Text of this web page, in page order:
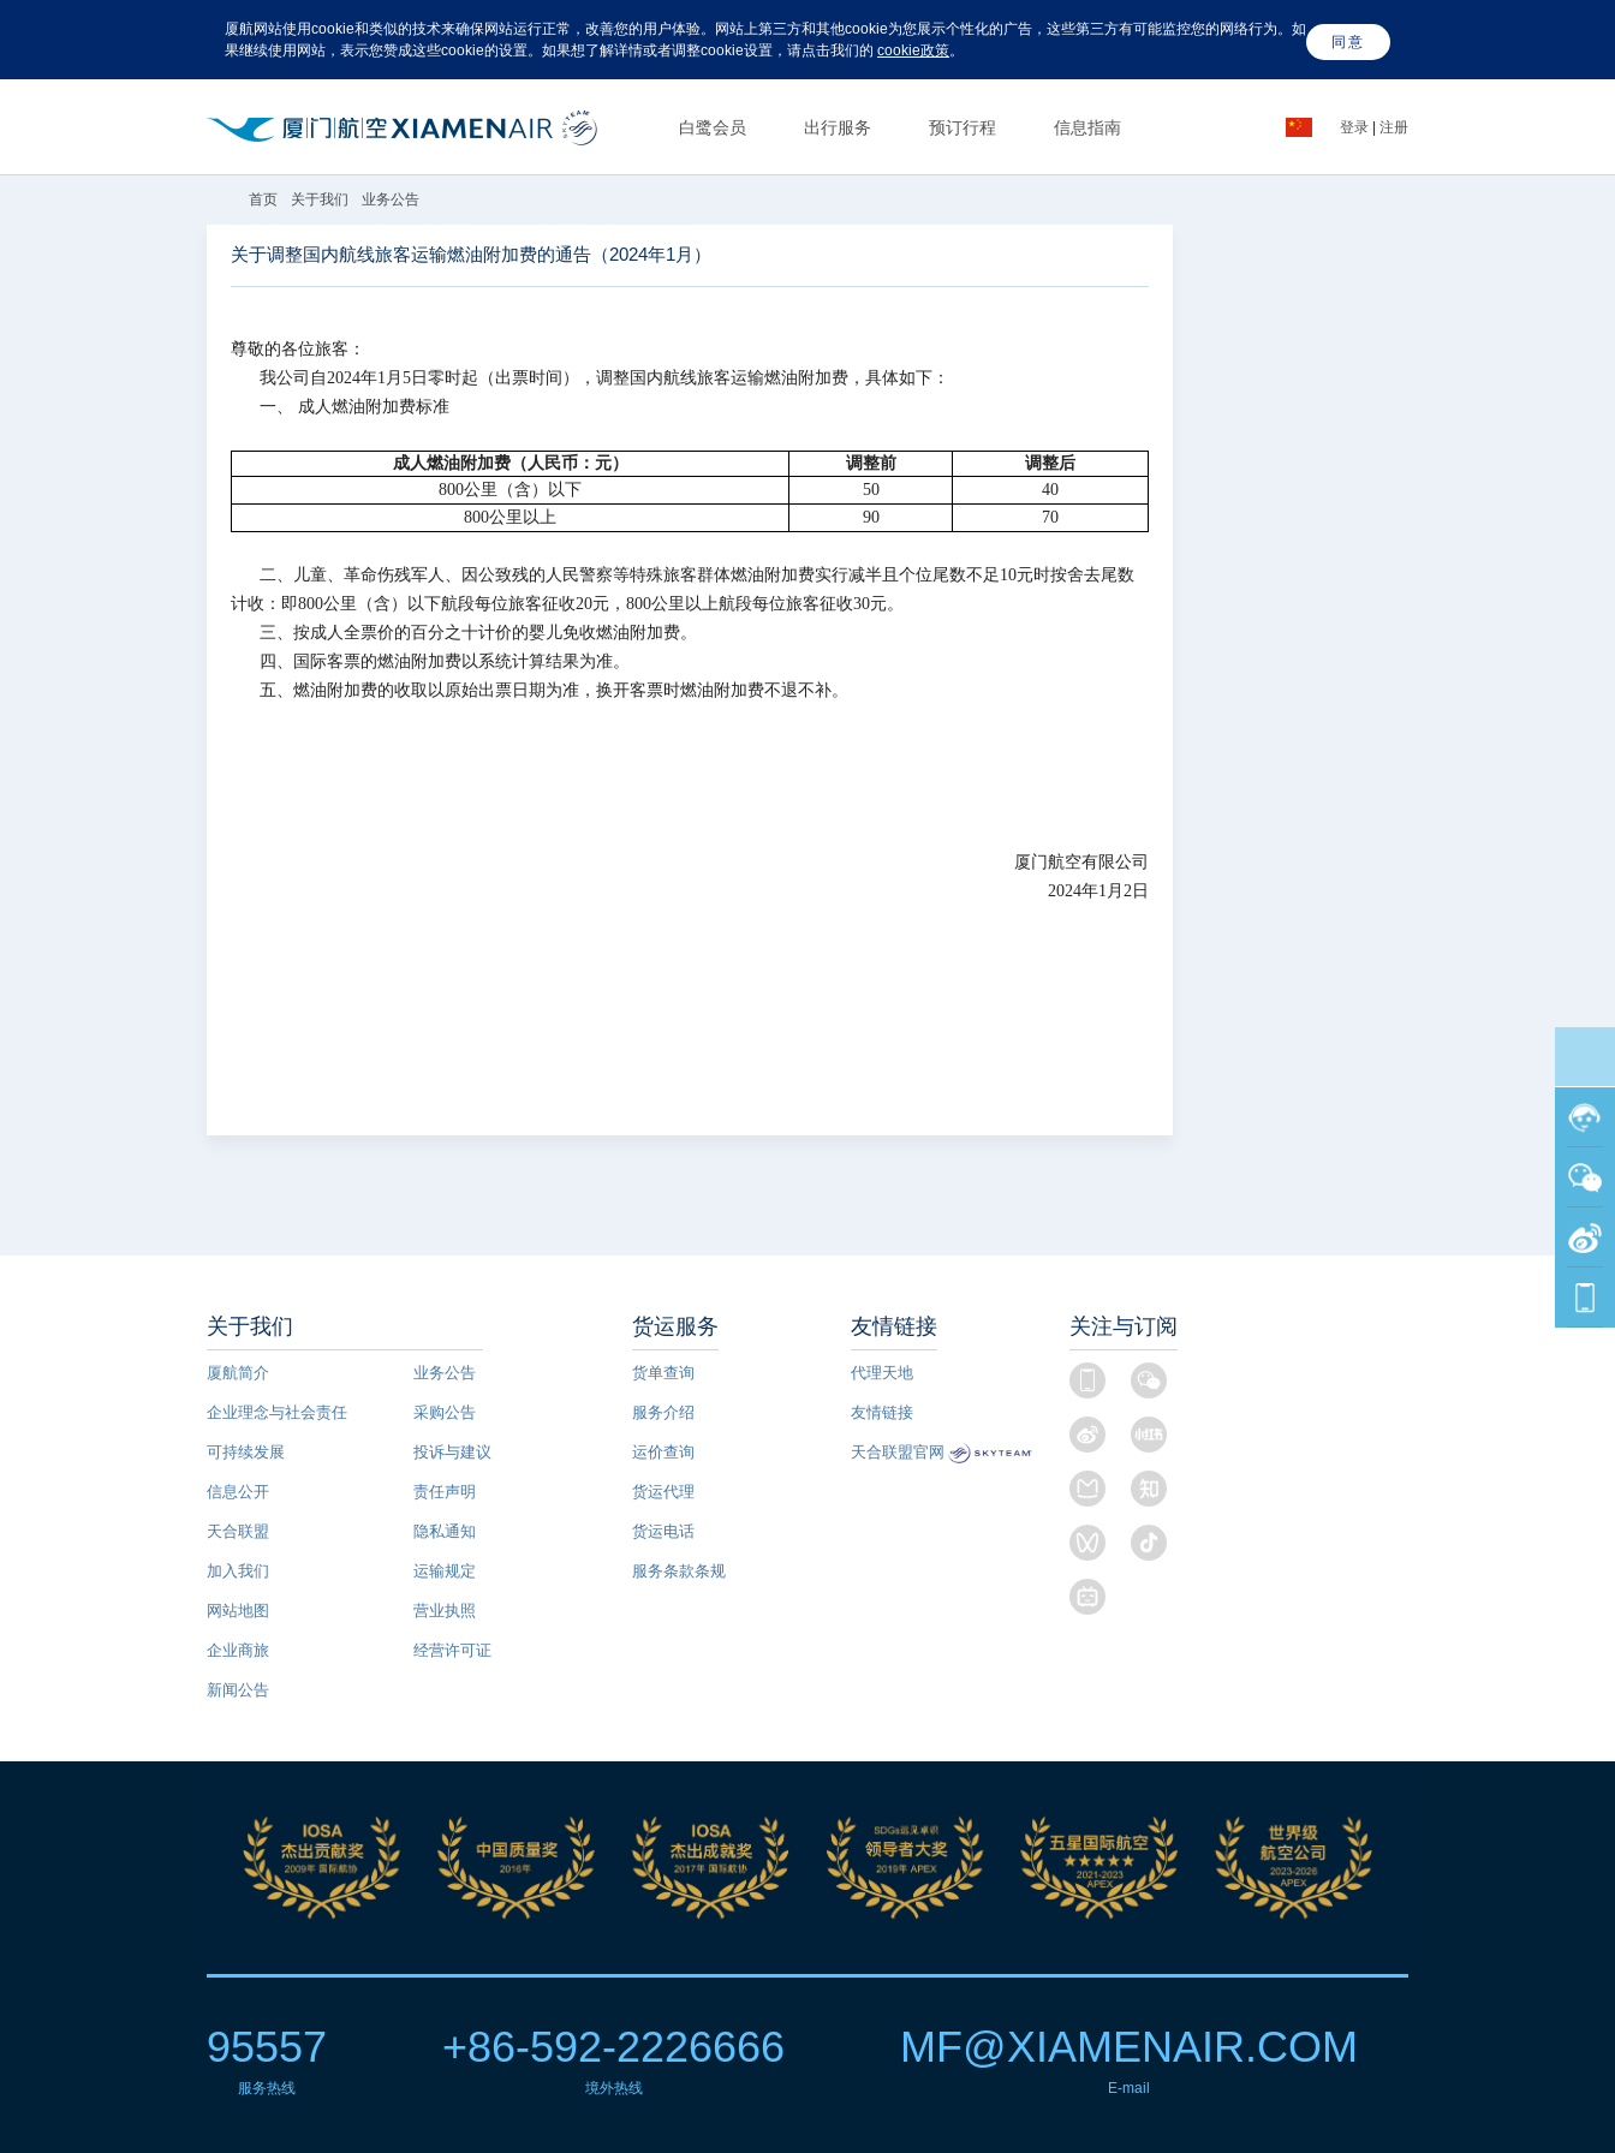
厦航网站使用cookie和类似的技术来确保网站运行正常，改善您的用户体验。网站上第三方和其他cookie为您展示个性化的广告，这些第三方有可能监控您的网络行为。如
果继续使用网站，表示您赞成这些cookie的设置。如果想了解详情或者调整cookie设置，请点击我们的 cookie政策。
同意
白鹭会员 出行服务 预订行程 信息指南 登录 注册
首页 关于我们 业务公告
关于调整国内航线旅客运输燃油附加费的通告（2024年1月）
尊敬的各位旅客：
我公司自2024年1月5日零时起（出票时间），调整国内航线旅客运输燃油附加费，具体如下：
一、 成人燃油附加费标准
成人燃油附加费（人民币：元） 调整前
调整后
800公里（含）以下
50
40
800公里以上
90 70
二、儿童、革命伤残军人、因公致残的人民警察等特殊旅客群体燃油附加费实行减半且个位尾数不足10元时按舍去尾数
计收：即800公里（含）以下航段每位旅客征收20元，800公里以上航段每位旅客征收30元。
三、按成人全票价的百分之十计价的婴儿免收燃油附加费。
四、国际客票的燃油附加费以系统计算结果为准。
五、燃油附加费的收取以原始出票日期为准，换开客票时燃油附加费不退不补。
厦门航空有限公司
2024年1月2日
关于我们
厦航简介
企业理念与社会责任
可持续发展
信息公开
天合联盟
加入我们
网站地图
企业商旅
新闻公告
业务公告
采购公告
投诉与建议
责任声明
隐私通知
运输规定
营业执照
经营许可证
货运服务
货单查询
服务介绍
运价查询
货运代理
货运电话
服务条款条规
友情链接
代理天地
友情链接
天合联盟官网
关注与订阅
95557
服务热线
+86-592-2226666
境外热线
MF@XIAMENAIR.COM
E-mail